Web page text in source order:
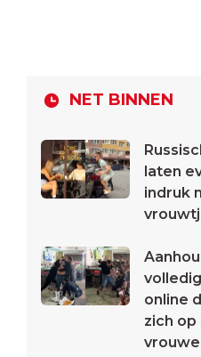
NET BINNEN
laten
indruk
online
zich op